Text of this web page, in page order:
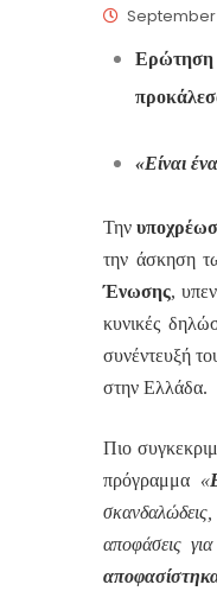
September
Ερώτηση
«Είναι
Την
την άσκηση
Ένωσης,
κυνικές
συνέντευξή
στην Ελλάδα.
Πιο
πρόγραμμα «
αποφάσεις